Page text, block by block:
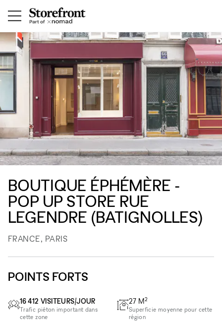
BOUTIQUE ÉPHÉMÈRE -
POP UP STORE RUE
LEGENDRE (BATIGNOLLES)
FRANCE, PARIS
POINTS FORTS
16 412 VISITEURS/JOUR
Trafic piéton important dans
cette zone
27 M2
Superficie moyenne pour cette
région